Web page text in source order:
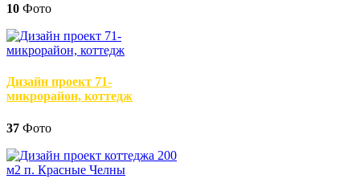
10 Фото
Дизайн проект 71-
микрорайон, коттедж
37 Фото